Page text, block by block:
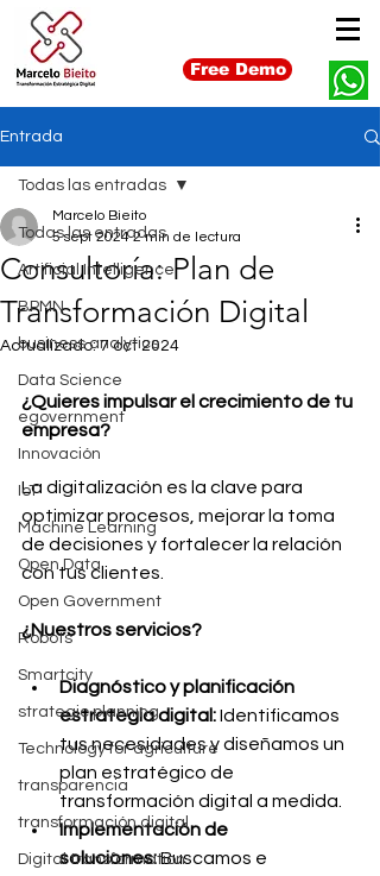
Free Demo
Entrada
Todas las entradas
Artificial Intelligence
BPMN
business analytics
Data Science
egovernment
Innovación
IoT
Machine Learning
Open Data
Open Government
Robots
Smartcity
strategic planning
Technology for agriculture
transparencia
transformación digital
Digital transformation
Todas las entradas
Consultoría: Plan de
Transformación Digital
Marcelo Bieito
5 sept 2024 2 min de lectura
Actualizado:7 oct 2024
¿Quieres impulsar el crecimiento de tu
empresa?
La digitalización es la clave para
optimizar procesos, mejorar la toma
de decisiones y fortalecer la relación
con tus clientes.
¿Nuestros servicios?
Diagnóstico y planificación
estrategia digital: Identificamos
tus necesidades y diseñamos un
plan estratégico de
transformación digital a medida.
Implementación de
soluciones: Buscamos e